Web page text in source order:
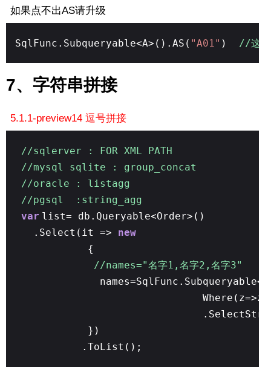
如果点不出AS请升级
SqlFunc.Subqueryable<A>().AS( "A01" ) //这样
7、字符串拼接
5.1.1-preview14 逗号拼接
//sqlerver : FOR XML PATH
//mysql sqlite : group_concat
//oracle : listagg
//pgsql :string_agg
var list= db.Queryable<Order>()
.Select(it => new
{
//names="名字1,名字2,名字3"
})
.ToList();